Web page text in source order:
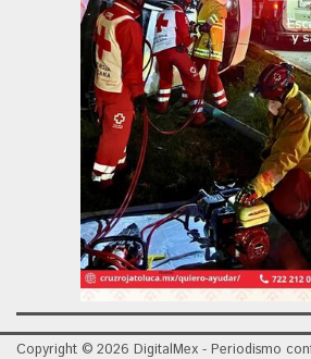
Copyright © 2026 DigitalMex - Periodismo